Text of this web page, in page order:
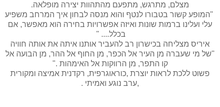
מצלם, מתרגש, מתפעם מהתהוות יצירה מופלאה.
"המופע קשור בטבורו לנטף והוא מנסה לבחון איך המרחב משפיע
עלי ועלינו ברמות שונות ואיזה אפשרויות בחירה הוא מאפשר, אם
בכלל.... "
איריס מצליחה בכישרון רב להעביר אותנו איתה את אותה חוויה
"של מי שעברה מן העיר אל הכפר, מן החוף אל ההר, מן הבועה אל
קו התפר, מן הרווקות אל האימהות ."
פשוט ללכת לראות יוצרת ,כוראוגרפית, רקדנית אמיצה ומקורית
,ערב נוגע ואמיתי .